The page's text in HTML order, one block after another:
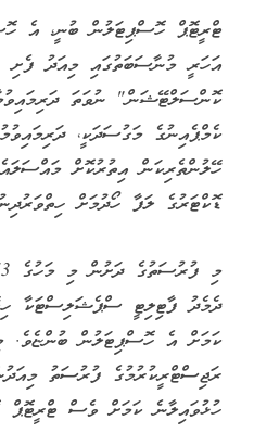
ޓްރީޓޮޕް ހޮސްޕިޓަލުން ބުނީ، އެ
އަހަރީ މުނާސަބަތުގައި މިއަދު ފެށި
ކޮންސަލްޓޭޝަން" ނުވަތަ
ކެމްޕެއިނުގެ މަގުސަދަކީ،
ހޭލުންތެރިކަން އިތުރުކޮށް
ޑޮކްޓަރުގެ ލަފާ ހޯދުމަށް
ދެމެދު ފާޓިލިޓީ ސްޕެޝަލިސްޓަކާ
ކަމަށް އެ ހޮސްޕިޓަލުން ބުންޏެވެ.
ރަޖިސްޓްރީކުރުމުގެ ފުރުސަތު
ހުޅުވައިލާނެ ކަމަށް ވެސް ޓްރީޓޮޕް